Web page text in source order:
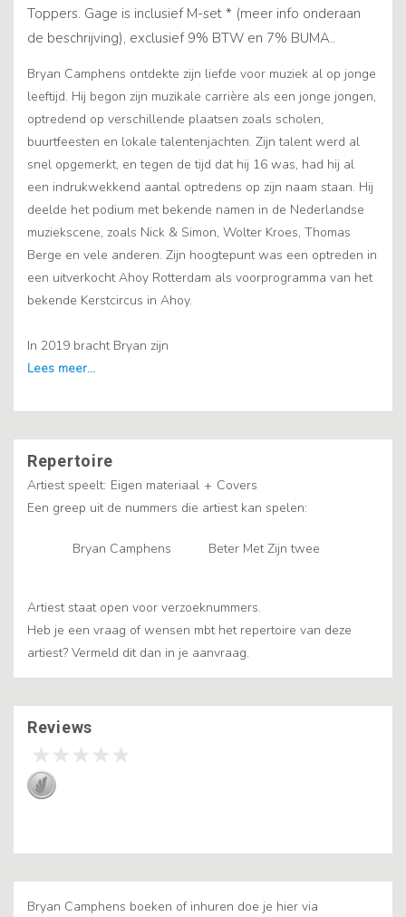
Toppers. Gage is inclusief M-set * (meer info onderaan
de beschrijving), exclusief 9% BTW en 7% BUMA..
Bryan Camphens ontdekte zijn liefde voor muziek al op jonge
leeftijd. Hij begon zijn muzikale carrière als een jonge jongen,
optredend op verschillende plaatsen zoals scholen,
buurtfeesten en lokale talentenjachten. Zijn talent werd al
snel opgemerkt, en tegen de tijd dat hij 16 was, had hij al
een indrukwekkend aantal optredens op zijn naam staan. Hij
deelde het podium met bekende namen in de Nederlandse
muziekscene, zoals Nick & Simon, Wolter Kroes, Thomas
Berge en vele anderen. Zijn hoogtepunt was een optreden in
een uitverkocht Ahoy Rotterdam als voorprogramma van het
bekende Kerstcircus in Ahoy.
In 2019 bracht Bryan zijn
Repertoire
Artiest speelt: Eigen materiaal + Covers
Een greep uit de nummers die artiest kan spelen:
Bryan Camphens Beter Met Zijn twee
Artiest staat open voor verzoeknummers.
Heb je een vraag of wensen mbt het repertoire van deze
artiest? Vermeld dit dan in je aanvraag.
Reviews
Bryan Camphens boeken of inhuren doe je hier via